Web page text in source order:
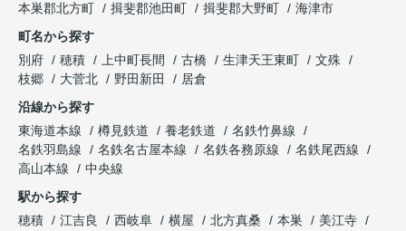
本巣郡北方町
揖斐郡池田町 揖斐郡大野町
海津市
町名から探す
別府
穂積 上中町長間 古橋 生津天王東町
文殊
枝郷
大菅北 野田新田
居倉
沿線から探す
東海道本線
樽見鉄道 養老鉄道
名鉄竹鼻線
名鉄羽島線
名鉄名古屋本線 名鉄各務原線
名鉄尾西線
高山本線
中央線
駅から探す
穂積
江吉良 西岐阜 横屋 北方真桑 本巣
美江寺